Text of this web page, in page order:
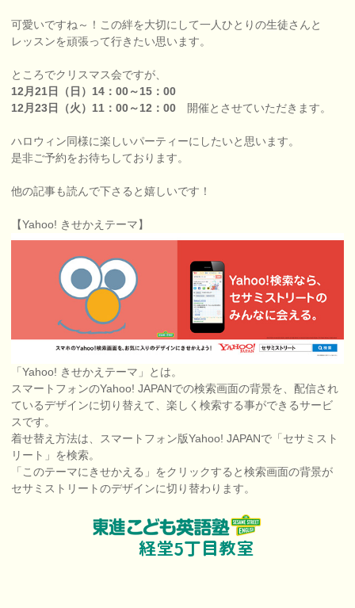
可愛いですね～！この絆を大切にして一人ひとりの生徒さんと
レッスンを頑張って行きたい思います。
ところでクリスマス会ですが、
12月21日（日）14：00～15：00
12月23日（火）11：00～12：00 開催とさせていただきます。
ハロウィン同様に楽しいパーティーにしたいと思います。
是非ご予約をお待ちしております。
他の記事も読んで下さると嬉しいです！
【Yahoo! きせかえテーマ】
「Yahoo! きせかえテーマ」とは。
スマートフォンのYahoo! JAPANでの検索画面の背景を、配信され
ているデザインに切り替えて、楽しく検索する事ができるサービ
スです。
着せ替え方法は、スマートフォン版Yahoo! JAPANで「セサミスト
リート」を検索。
「このテーマにきせかえる」をクリックすると検索画面の背景が
セサミストリートのデザインに切り替わります。